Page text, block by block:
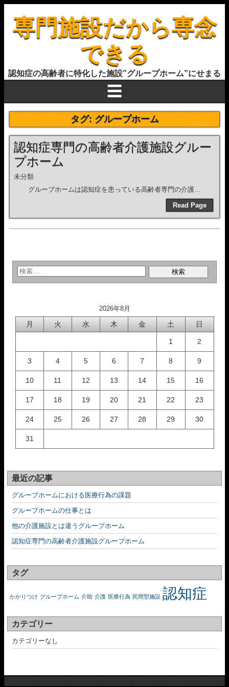
専門施設だから専念
できる
認知症の高齢者に特化した施設”グループホーム”にせまる
☰
タグ:グループホーム
認知症専門の高齢者介護施設グルー
プホーム
未分類
グループホームは認知症を患っている高齢者専門の介護…
Read Page
2026年8月
月 火 水 木 金 土 日
1 2
3 4 5 6 7 8 9
10 11 12 13 14 15 16
17 18 19 20 21 22 23
24 25 26 27 28 29 30
31
最近の記事
グループホームにおける医療行為の課題
グループホームの仕事とは
他の介護施設とは違うグループホーム
認知症専門の高齢者介護施設グループホーム
タグ
かかりつけ グループホーム 介助 介護 医療行為 民間型施設 認知症
カテゴリー
カテゴリーなし